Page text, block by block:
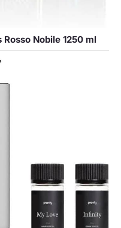
Nobile 1250 ml